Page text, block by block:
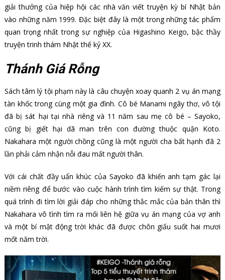
giải thưởng của hiệp hội các nhà văn viết truyện kỳ bí Nhật bản
vào những năm 1999. Đặc biệt đây là một trong những tác phẩm
quan trọng nhất trong sự nghiệp của Higashino Keigo, bậc thầy
truyện trinh thám Nhật thế kỷ XX.
Thánh Giá Rỗng
Sách tâm lý tội phạm này là câu chuyện xoay quanh 2 vụ án mạng
tàn khốc trong cùng một gia đình. Cô bé Manami ngây thơ, vô tội
đã bị sát hại tại nhà riêng và 11 năm sau mẹ cô bé – Sayoko,
cũng bị giết hại dã man trên con đường thuộc quận Koto.
Nakahara một người chồng cũng là một người cha bất hạnh đã 2
lần phải cảm nhận nỗi đau mất người thân.
Với cái chất đầy uẩn khúc của Sayoko đã khiến anh tạm gác lại
niềm riêng để bước vào cuộc hành trình tìm kiếm sự thật. Trong
quá trình đi tìm lời giải đáp cho những thắc mắc của bản thân thì
Nakahara vô tình tìm ra mối liên hệ giữa vụ án mạng của vợ anh
và một bí mật động trời khác đã được chôn giấu suốt hai mươi
mốt năm trời.